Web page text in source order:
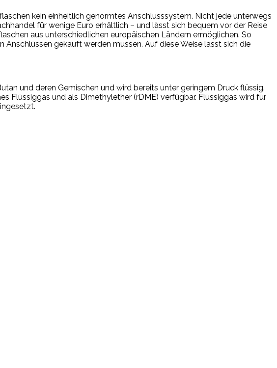
kein einheitlich genormtes Anschlusssystem. Nicht jede unterwegs
für wenige Euro erhältlich – und lässt sich bequem vor der Reise
aus unterschiedlichen europäischen Ländern ermöglichen. So
gekauft werden müssen. Auf diese Weise lässt sich die
und deren Gemischen und wird bereits unter geringem Druck flüssig.
Flüssiggas und als Dimethylether (rDME) verfügbar. Flüssiggas wird für